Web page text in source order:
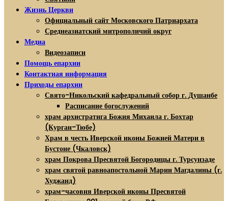
Жизнь Церкви
Официальный сайт Московского Патриархата
Среднеазиатский митрополичий округ
Медиа
Видеозаписи
Помощь епархии
Контактная информация
Приходы епархии
Свято-Никольский кафедральный собор г. Душанбе
Расписание богослужений
храм архистратига Божия Михаила г. Бохтар
(Курган-Тюбе)
Храм в честь Иверской иконы Божией Матери в
Бустоне (Чкаловск)
храм Покрова Пресвятой Богородицы г. Турсунзаде
храм святой равноапостольной Марии Магдалины (г.
Худжанд)
храм-часовня Иверской иконы Пресвятой